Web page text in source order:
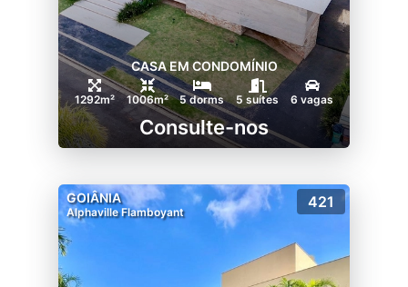
CASA EM CONDOMÍNIO
1292m² 1006m² 5 dorms 5 suítes 6 vagas
Consulte-nos
GOIÂNIA
Alphaville Flamboyant
421